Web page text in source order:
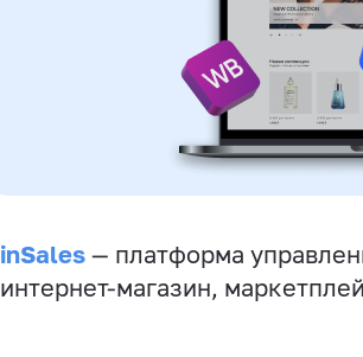
inSales — платформа
интернет-магазин,